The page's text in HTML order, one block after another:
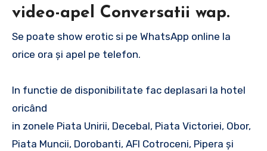
video-apel Conversatii wap.
Se poate show erotic si pe WhatsApp online la
orice ora și apel pe telefon.
In functie de disponibilitate fac deplasari la hotel
oricând
in zonele Piata Unirii, Decebal, Piata Victoriei, Obor,
Piata Muncii, Dorobanti, AFI Cotroceni, Pipera și